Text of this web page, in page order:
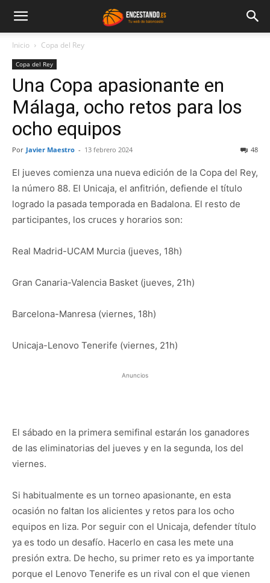
Inicio Copa del Rey
Copa del Rey
Una Copa apasionante en
Málaga, ocho retos para los
ocho equipos
Por Javier Maestro - 13 febrero 2024 48
El jueves comienza una nueva edición de la Copa del Rey,
la número 88. El Unicaja, el anfitrión, defiende el título
logrado la pasada temporada en Badalona. El resto de
participantes, los cruces y horarios son:
Real Madrid-UCAM Murcia (jueves, 18h)
Gran Canaria-Valencia Basket (jueves, 21h)
Barcelona-Manresa (viernes, 18h)
Unicaja-Lenovo Tenerife (viernes, 21h)
Anuncios
El sábado en la primera semifinal estarán los ganadores
de las eliminatorias del jueves y en la segunda, los del
viernes.
Si habitualmente es un torneo apasionante, en esta
ocasión no faltan los alicientes y retos para los ocho
equipos en liza. Por seguir con el Unicaja, defender título
ya es todo un desafío. Hacerlo en casa les mete una
presión extra. De hecho, su primer reto es ya importante
porque el Lenovo Tenerife es un rival con el que vienen